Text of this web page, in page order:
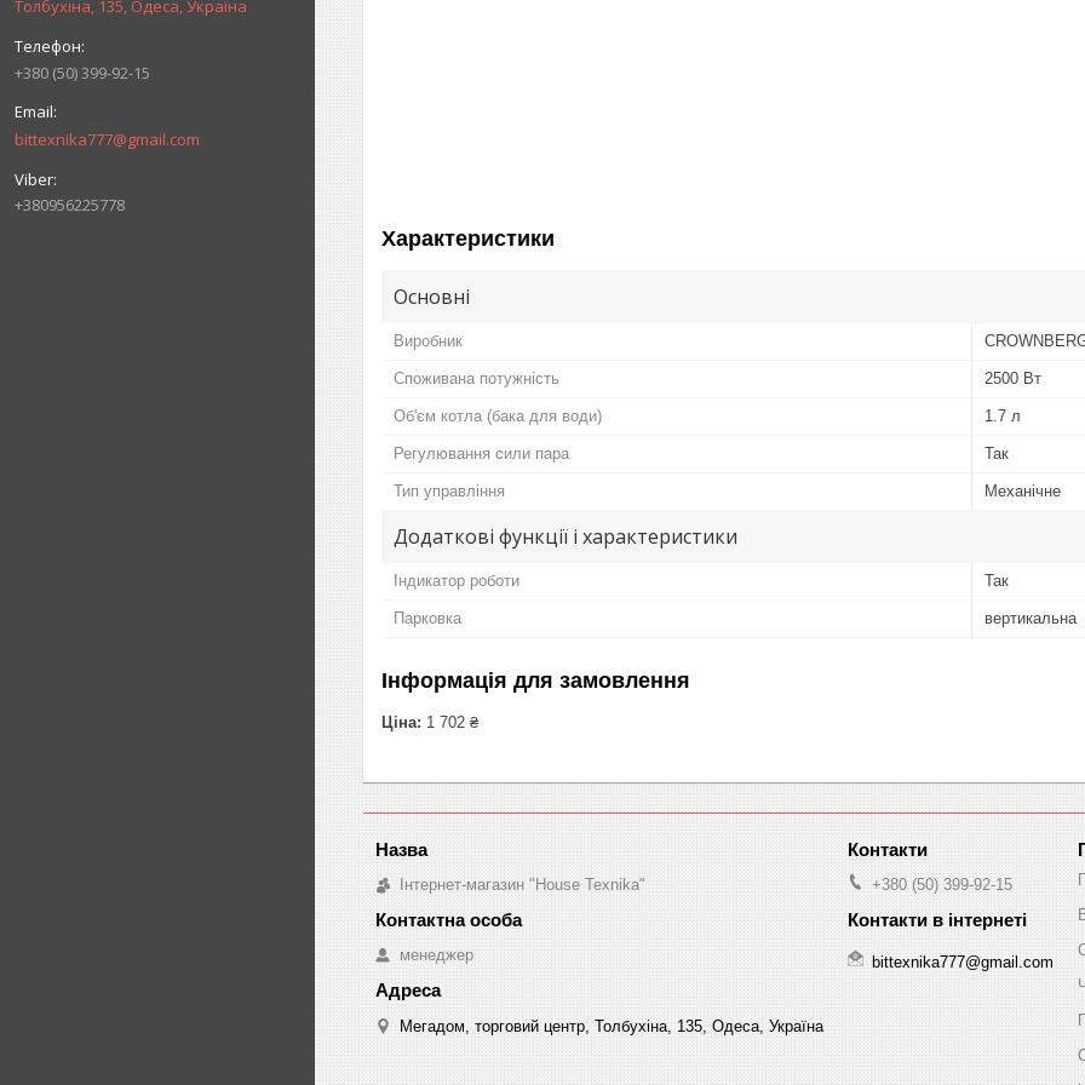
Толбухіна, 135, Одеса, Україна
+380 (50) 399-92-15
bittexnika777@gmail.com
+380956225778
Характеристики
Основні
Виробник
Споживана потужність 2500 Вт
Об'єм котла (бака для води) 1.7 л
Регулювання сили пара Так
Тип управління Механічне
Додаткові функції і характеристики
Індикатор роботи Так
Парковка вертикальна
Інформація для замовлення
Ціна: 1 702 ₴
Інтернет-магазин "House Texnika"
менеджер
Мегадом, торговий центр, Толбухіна, 135, Одеса, Україна
+380 (50) 399-92-15
bittexnika777@gmail.com